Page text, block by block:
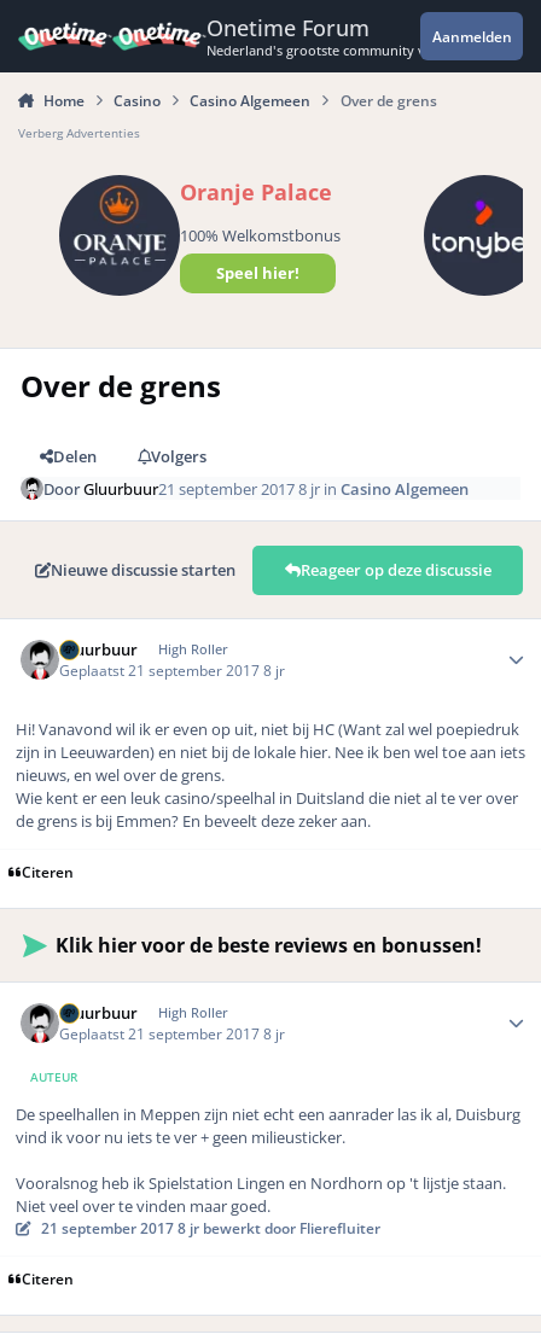
Onetime Forum
Nederland's grootste community voor de
Aanmelden
Home Casino Casino Algemeen Over de grens
Verberg Advertenties
Oranje Palace
100% Welkomstbonus
Speel hier!
Over de grens
Delen
Volgers
DoorGluurbuur21 september 20178 jr inCasino Algemeen
Nieuwe discussie starten Reageer op deze discussie
Gluurbuur High Roller
Geplaatst 21 september 20178 jr
Hi! Vanavond wil ik er even op uit, niet bij HC (Want zal wel poepiedruk
zijn in Leeuwarden) en niet bij de lokale hier. Nee ik ben wel toe aan iets
nieuws, en wel over de grens.
Wie kent er een leuk casino/speelhal in Duitsland die niet al te ver over
de grens is bij Emmen? En beveelt deze zeker aan.
Citeren
Klik hier voor de beste reviews en bonussen!
Gluurbuur High Roller
Geplaatst 21 september 20178 jr
AUTEUR
De speelhallen in Meppen zijn niet echt een aanrader las ik al, Duisburg
vind ik voor nu iets te ver + geen milieusticker.
Vooralsnog heb ik Spielstation Lingen en Nordhorn op 't lijstje staan.
Niet veel over te vinden maar goed.
21 september 20178 jr bewerkt door Flierefluiter
Citeren